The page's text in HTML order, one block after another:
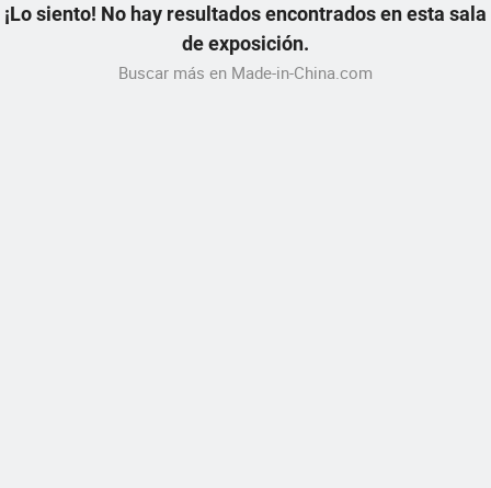
¡Lo siento! No hay resultados encontrados en esta sala
de exposición.
Buscar más en Made-in-China.com